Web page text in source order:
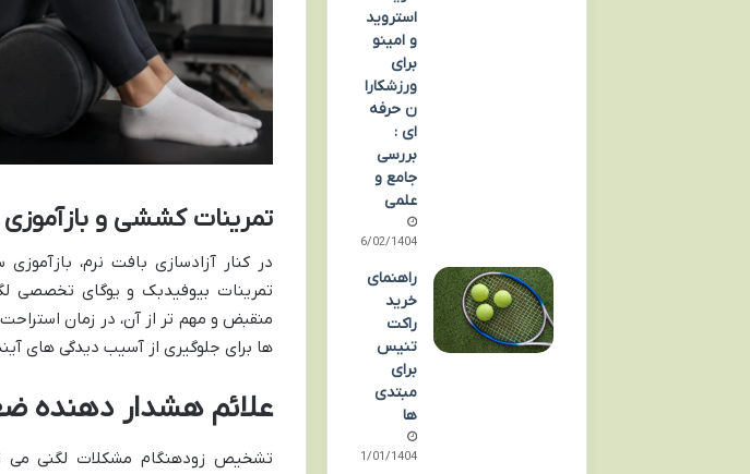
تمرینات کششی و
در کنار آزادسازی بافت نرم،
تمرینات بیوفیدبک و یوگای تخصصی
منقبض و مهم تر از آن، در زمان
ها برای جلوگیری از آسیب دیدگی های
علائم هشدار دهنده
تشخیص زودهنگام مشکلات لگنی می
استروید
و امینو
برای
ورزشکارا
ن حرفه
ای :
بررسی
جامع و
علمی
06/02/1404
راهنمای
خرید
راکت
تنیس
برای
مبتدی
ها
31/01/1404